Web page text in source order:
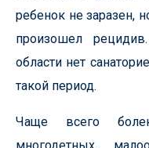
ребенок не заразен,
произошел
области нет
такой период.
Чаще всего